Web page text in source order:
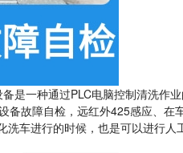
是一种通过PLC电脑控制清洗作
备故障自检，远红外425感应、在
车进行的时候，也是可以进行人